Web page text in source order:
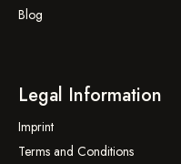
Blog
Legal Information
Imprint
Terms and Conditions